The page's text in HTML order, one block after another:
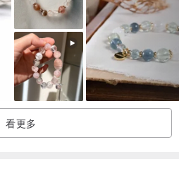
，淨化混亂磁場、獲得好能量
清晰有助提高工作效率，為你帶來靈
看更多